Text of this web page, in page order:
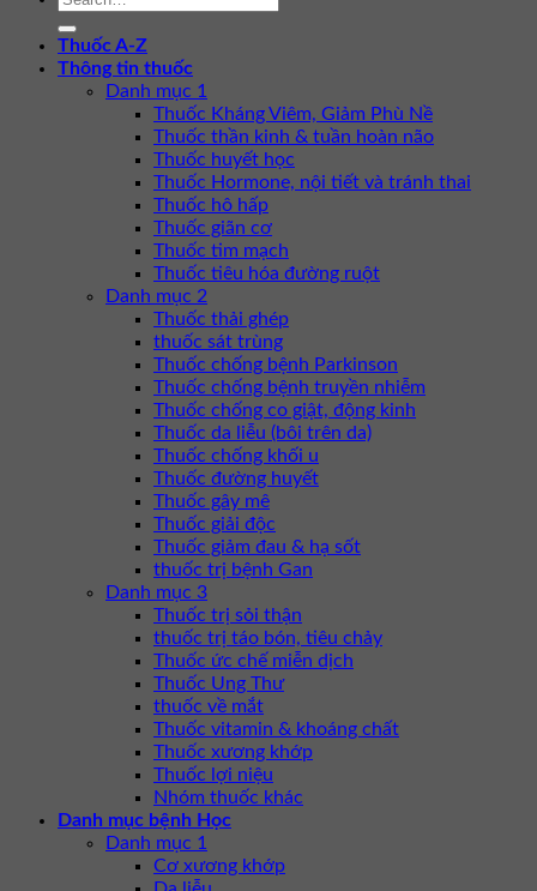
Thuốc A-Z
Thông tin thuốc
Danh mục 1
Thuốc Kháng Viêm, Giảm Phù Nề
Thuốc thần kinh & tuần hoàn não
Thuốc huyết học
Thuốc Hormone, nội tiết và tránh thai
Thuốc hô hấp
Thuốc giãn cơ
Thuốc tim mạch
Thuốc tiêu hóa đường ruột
Danh mục 2
Thuốc thải ghép
thuốc sát trùng
Thuốc chống bệnh Parkinson
Thuốc chống bệnh truyền nhiễm
Thuốc chống co giật, động kinh
Thuốc da liễu (bôi trên da)
Thuốc chống khối u
Thuốc đường huyết
Thuốc gây mê
Thuốc giải độc
Thuốc giảm đau & hạ sốt
thuốc trị bệnh Gan
Danh mục 3
Thuốc trị sỏi thận
thuốc trị táo bón, tiêu chảy
Thuốc ức chế miễn dịch
Thuốc Ung Thư
thuốc về mắt
Thuốc vitamin & khoáng chất
Thuốc xương khớp
Thuốc lợi niệu
Nhóm thuốc khác
Danh mục bệnh Học
Danh mục 1
Cơ xương khớp